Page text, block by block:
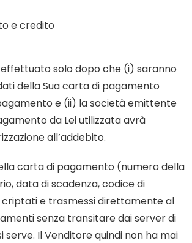
e credito
effettuato solo dopo che (i) saranno
della Sua carta di pagamento
e (ii) la società emittente
da Lei utilizzata avrà
all’addebito.
carta di pagamento (numero della
data di scadenza, codice di
criptati e trasmessi direttamente al
senza transitare dai server di
serve. Il Venditore quindi non ha mai